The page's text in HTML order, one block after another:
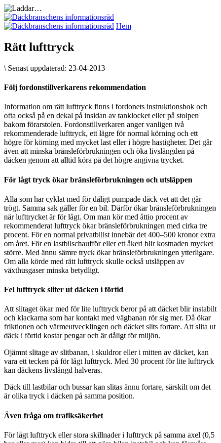
Hem
Rätt lufttryck
\ Senast uppdaterad: 23-04-2013
Följ fordonstillverkarens rekommendation
Information om rätt lufttryck finns i fordonets instruktionsbok och
ofta också på en dekal på insidan av tanklocket eller på stolpen
bakom förarstolen. Fordonstillverkaren anger vanligen två
rekommenderade lufttryck, ett lägre för normal körning och ett
högre för körning med mycket last eller i högre hastigheter. Det går
även att minska bränsleförbrukningen och öka livslängden på
däcken genom att alltid köra på det högre angivna trycket.
För lågt tryck ökar bränsleförbrukningen och utsläppen
Alla som har cyklat med för dåligt pumpade däck vet att det går
trögt. Samma sak gäller för en bil. Därför ökar bränsleförbrukningen
när lufttrycket är för lågt. Om man kör med åttio procent av
rekommenderat lufttryck ökar bränsleförbrukningen med cirka tre
procent. För en normal privatbilist innebär det 400–500 kronor extra
om året. För en lastbilschaufför eller ett åkeri blir kostnaden mycket
större. Med ännu sämre tryck ökar bränsleförbrukningen ytterligare.
Om alla körde med rätt lufttryck skulle också utsläppen av
växthusgaser minska betydligt.
Fel lufttryck sliter ut däcken i förtid
Att slitaget ökar med för lite lufttryck beror på att däcket blir instabilt
och klackarna som har kontakt med vägbanan rör sig mer. Då ökar
friktionen och värmeutvecklingen och däcket slits fortare. Att slita ut
däck i förtid kostar pengar och är dåligt för miljön.
Ojämnt slitage av slitbanan, i skuldror eller i mitten av däcket, kan
vara ett tecken på för lågt lufttryck. Med 30 procent för lite lufttryck
kan däckens livslängd halveras.
Däck till lastbilar och bussar kan slitas ännu fortare, särskilt om det
är olika tryck i däcken på samma position.
Även fråga om trafiksäkerhet
För lågt lufttryck eller stora skillnader i lufttryck på samma axel (0,5